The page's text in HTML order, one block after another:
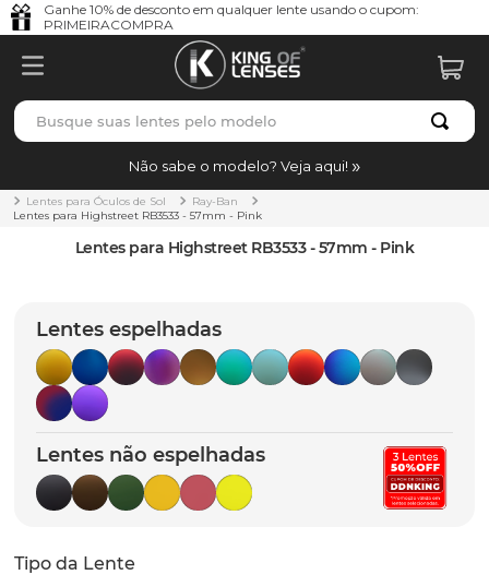
Ganhe 10% de desconto em qualquer lente usando o cupom:
PRIMEIRACOMPRA
Busque suas lentes pelo modelo
Não sabe o modelo? Veja aqui!
Lentes para Óculos de Sol
Ray-Ban
Lentes para Highstreet RB3533 - 57mm - Pink
Lentes para Highstreet RB3533 - 57mm - Pink
Lentes espelhadas
Lentes não espelhadas
Tipo da Lente
TERMOS MAIS BUSCADOS
1º borrachas
holbrook
5º chaves
6º t-shock
7º gasket
8º parafusos
9º latch